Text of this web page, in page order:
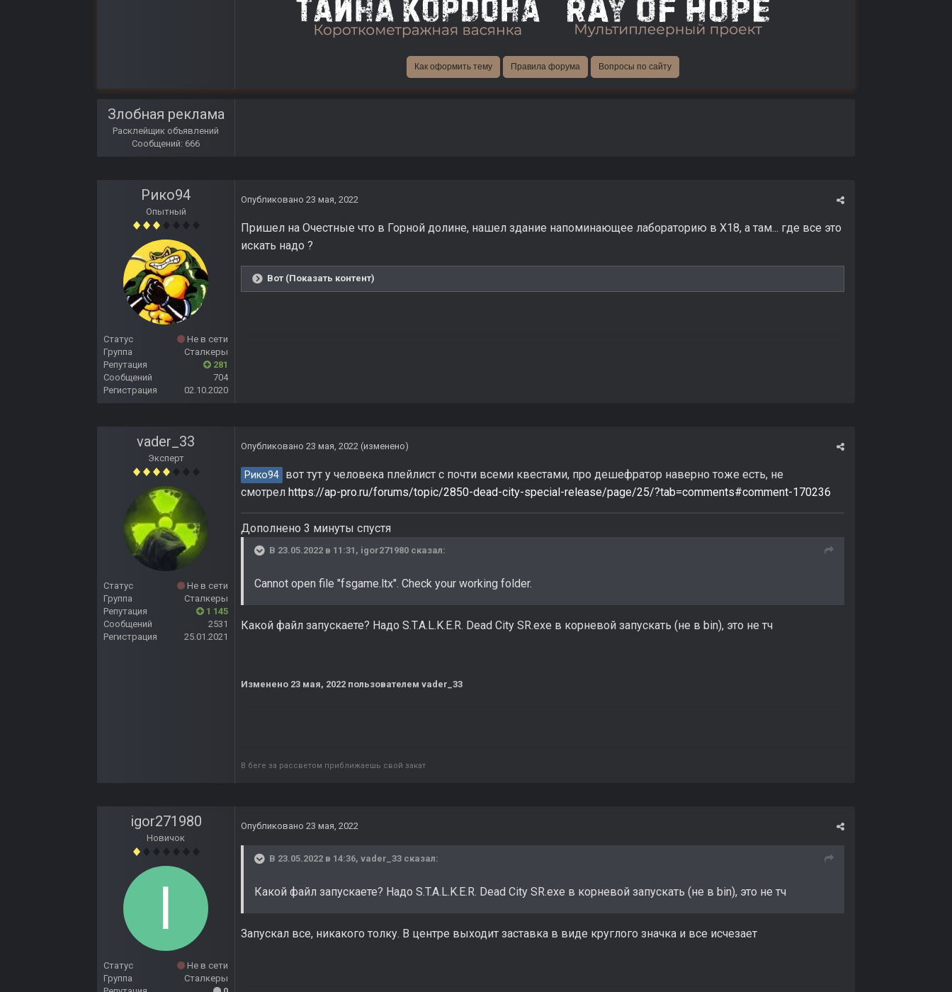
Как оформить тему Правила форума Вопросы по сайту
Злобная реклама
Расклейщик объявлений
Сообщений: 666
Рико94
Опытный
Статус
Не в сети
Группа
Сталкеры
Репутация
281
Сообщений
704
Регистрация
02.10.2020
Опубликовано 23 мая, 2022
Пришел на Очестные что в Горной долине, нашел здание напоминающее лабораторию в Х18, а там... где все это
искать надо ?
Вот (Показать контент)
vader_33
Эксперт
Статус
Не в сети
Группа
Сталкеры
Репутация
1 145
Сообщений
2531
Регистрация
25.01.2021
Опубликовано 23 мая, 2022 (изменено)
Рико94 вот тут у человека плейлист с почти всеми квестами, про дешефратор наверно тоже есть, не
смотрел https://ap-pro.ru/forums/topic/2850-dead-city-special-release/page/25/?tab=comments#comment-170236
Дополнено 3 минуты спустя
В 23.05.2022 в 11:31, igor271980 сказал:
Cannot open file "fsgame.ltx". Check your working folder.
Какой файл запускаете? Надо S.T.A.L.K.E.R. Dead City SR.exe в корневой запускать (не в bin), это не тч
Изменено 23 мая, 2022 пользователем vader_33
В беге за рассветом приближаешь свой закат
igor271980
Новичок
Статус
Не в сети
Группа
Сталкеры
Опубликовано 23 мая, 2022
В 23.05.2022 в 14:36, vader_33 сказал:
Какой файл запускаете? Надо S.T.A.L.K.E.R. Dead City SR.exe в корневой запускать (не в bin), это не тч
Запускал все, никакого толку. В центре выходит заставка в виде круглого значка и все исчезает